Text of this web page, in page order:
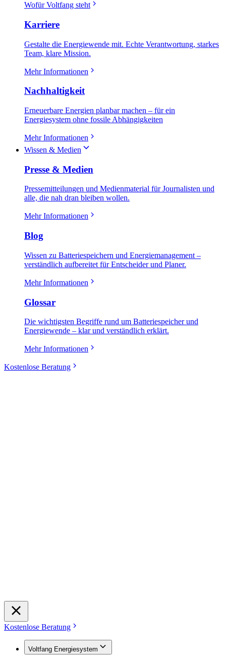
Wofür Voltfang steht
Karriere
Gestalte die Energiewende mit. Echte Verantwortung, starkes
Team, klare Mission.
Mehr Informationen
Nachhaltigkeit
Erneuerbare Energien planbar machen – für ein
Energiesystem ohne fossile Abhängigkeiten
Mehr Informationen
Wissen & Medien
Presse & Medien
Pressemitteilungen und Medienmaterial für Journalisten und
alle, die nah dran bleiben wollen.
Mehr Informationen
Blog
Wissen zu Batteriespeichern und Energiemanagement –
verständlich aufbereitet für Entscheider und Planer.
Mehr Informationen
Glossar
Die wichtigsten Begriffe rund um Batteriespeicher und
Energiewende – klar und verständlich erklärt.
Mehr Informationen
Kostenlose Beratung
Kostenlose Beratung
Voltfang Energiesystem